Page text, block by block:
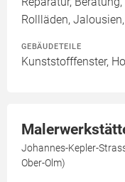
Rollläden,
GEBÄUDETEILE
Kunststofffenster,
Johannes-Kepler-
Ober-Olm)